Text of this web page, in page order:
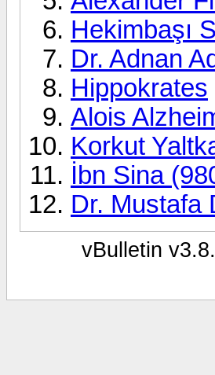
Hekimbaşı
Dr. Adnan
Hippokrates
Alois
Korkut
İbn Sina
Dr. Mustafa
vBulletin